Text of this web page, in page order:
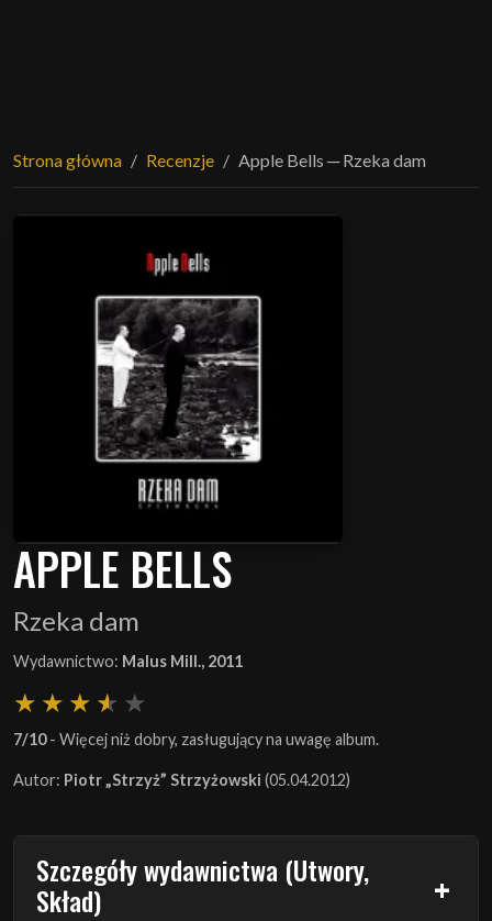
Strona główna Recenzje Apple Bells ─ Rzeka dam
APPLE BELLS
Rzeka dam
Wydawnictwo: Malus Mill., 2011
7/10- Więcej niż dobry, zasługujący na uwagę album.
Autor: Piotr „Strzyż” Strzyżowski (05.04.2012)
Szczegóły wydawnictwa (Utwory,
Skład)